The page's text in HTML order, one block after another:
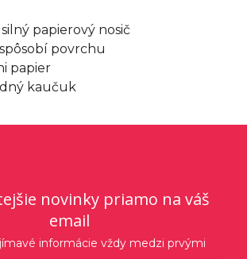
papierový nosič
povrchu
papier
kaučuk
novinky priamo na váš
email
informácie vždy medzi prvými